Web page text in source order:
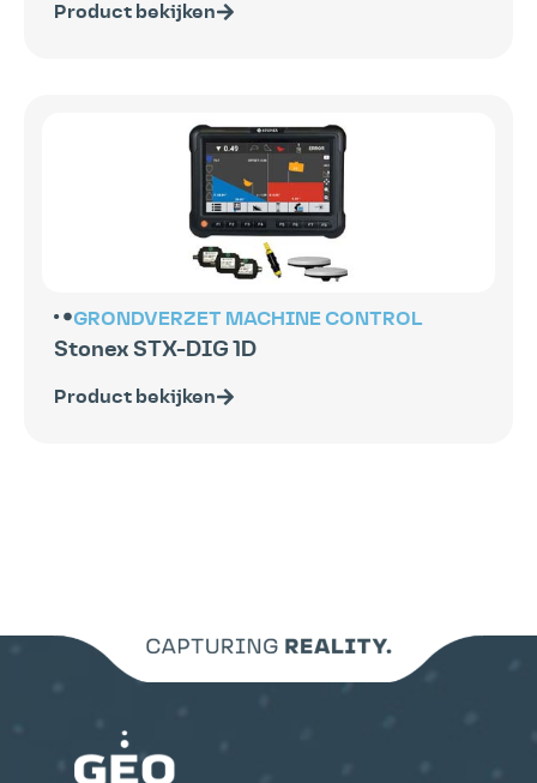
Product bekijken
GRONDVERZET MACHINE CONTROL
Stonex STX-DIG 1D
Product bekijken